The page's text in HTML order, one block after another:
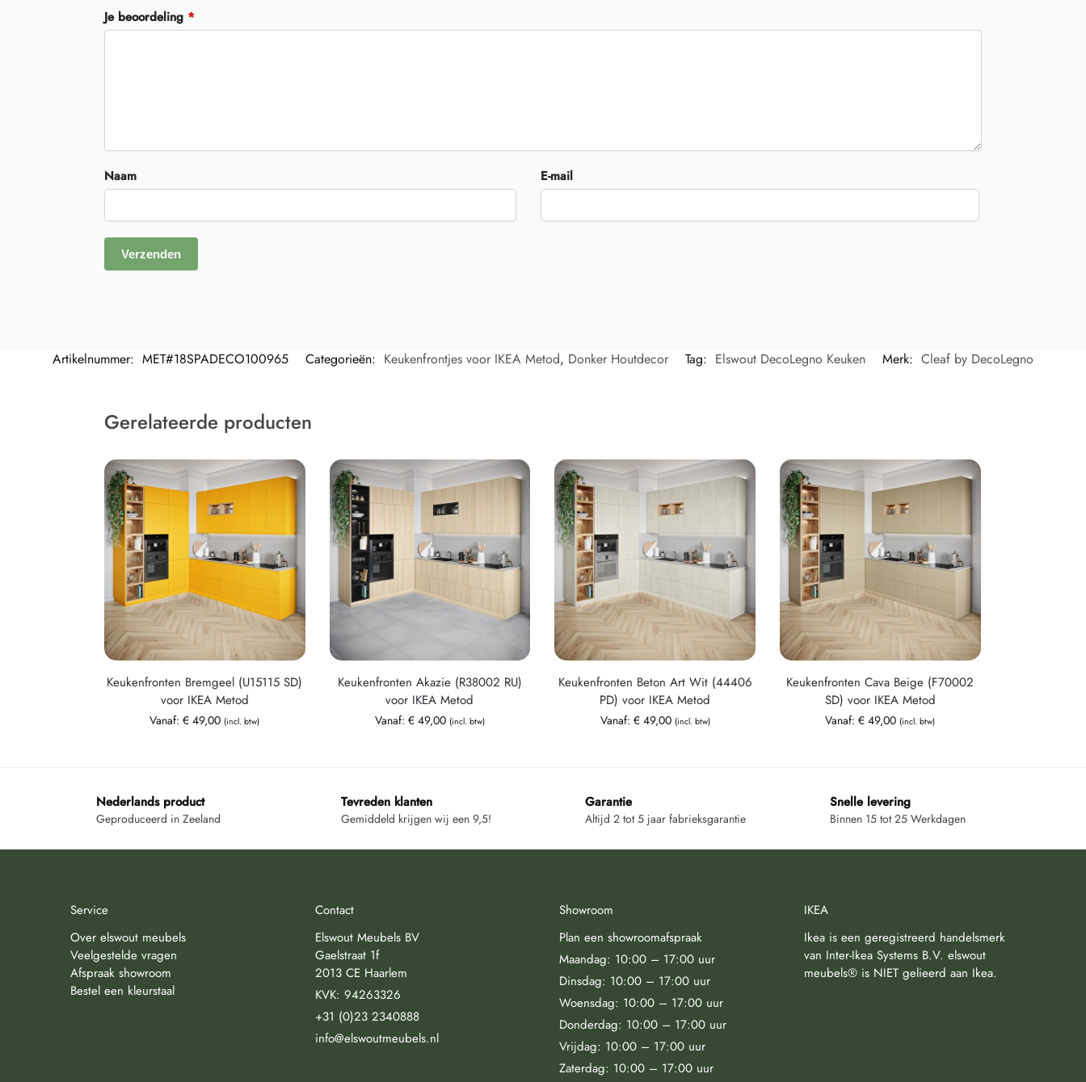
Je beoordeling *
Naam E-mail
Artikelnummer: MET#18SPADECO100965 Categorieën: Keukenfrontjes voor IKEA Metod, Donker Houtdecor Tag: Elswout DecoLegno Keuken Merk: Cleaf by DecoLegno
Gerelateerde producten
Keukenfronten Bremgeel (U15115 SD)
voor IKEA Metod
Vanaf:€ 49,00 (incl. btw)
Keukenfronten Akazie (R38002 RU)
voor IKEA Metod
Vanaf: €49,00 (incl. btw)
Keukenfronten Beton Art Wit (44406
PD) voor IKEA Metod
Vanaf: €49,00 (incl. btw)
Keukenfronten Cava Beige (F70002
SD) voor IKEA Metod
Vanaf:€ 49,00 (incl. btw)
Nederlands product
Geproduceerd in Zeeland
Tevreden klanten
Gemiddeld krijgen wij een 9,5!
Garantie
Altijd 2 tot 5 jaar fabrieksgarantie
Snelle levering
Binnen 15 tot 25 Werkdagen
Service
Over elswout meubels
Veelgestelde vragen
Afspraak showroom
Bestel een kleurstaal
Contact
Elswout Meubels BV
Gaelstraat 1f
2013 CE Haarlem
KVK: 94263326
+31 (0)23 2340888
info@elswoutmeubels.nl
Showroom
Plan een showroomafspraak
Maandag: 10:00 – 17:00 uur
Dinsdag: 10:00 – 17:00 uur
Woensdag: 10:00 – 17:00 uur
Donderdag: 10:00 – 17:00 uur
Vrijdag: 10:00 – 17:00 uur
Zaterdag: 10:00 – 17:00 uur
IKEA
Ikea is een geregistreerd handelsmerk
van Inter-Ikea Systems B.V. elswout
meubels® is NIET gelieerd aan Ikea.